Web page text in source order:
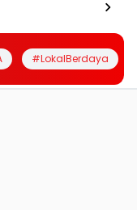
#LokalBerdaya